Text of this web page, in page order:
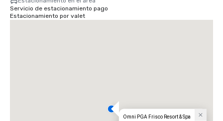
Servicio de estacionamiento pago
Estacionamiento por valet
Omni PGA Frisco Resort & Spa